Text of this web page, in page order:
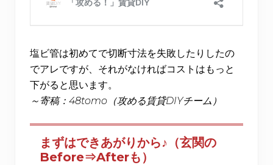
塩ビ管は初めてで切断寸法を失敗したりしたの
でアレですが、それがなければコストはもっと
下がると思います。
～寄稿：48tomo（攻める賃貸DIYチーム）
まずはできあがりから♪（玄関の
Before⇒Afterも）